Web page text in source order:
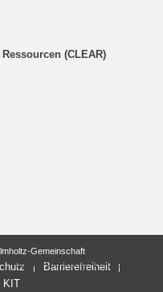
(CLEAR)
letzte Änderung: 16.07.2026
Gemeinschaft
Barrierefreiheit
KIT